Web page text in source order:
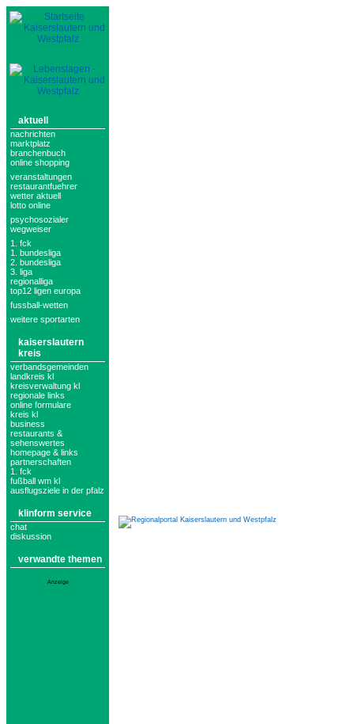
aktuell
nachrichten
marktplatz
branchenbuch
online shopping
veranstaltungen
restaurantfuehrer
wetter aktuell
lotto online
psychosozialer
wegweiser
1. fck
1. bundesliga
2. bundesliga
3. liga
regionalliga
top12 ligen europa
fussball-wetten
weitere sportarten
kaiserslautern
kreis
verbandsgemeinden
landkreis kl
kreisverwaltung kl
regionale links
online formulare
kreis kl
business
restaurants &
sehenswertes
homepage & links
partnerschaften
1. fck
fußball wm kl
ausflugsziele in der pfalz
klinform service
chat
diskussion
verwandte themen
Anzeige